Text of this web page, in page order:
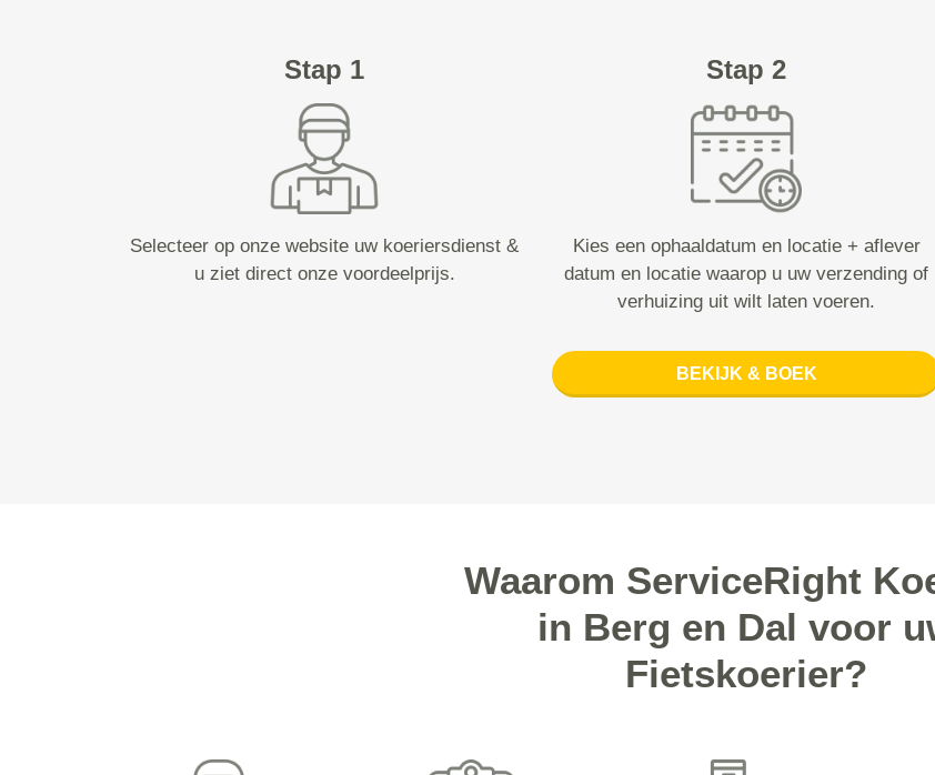
Stap 1
Selecteer op onze website uw koeriersdienst &
u ziet direct onze voordeelprijs.
Stap 2
Kies een ophaaldatum en locatie + aflever
datum en locatie waarop u uw verzending of
verhuizing uit wilt laten voeren.
BEKIJK & BOEK
Waarom ServiceRight
in Berg en Dal voor
Fietskoerier?